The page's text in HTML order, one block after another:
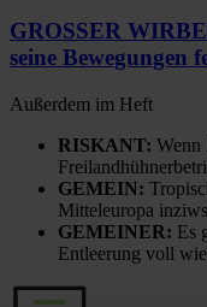
GROSSER
seine Bewegungen
Außerdem im Heft
RISKANT: Wenn
GEMEIN:
Mitteleuropa
GEMEINER: Es
Entleerung voll